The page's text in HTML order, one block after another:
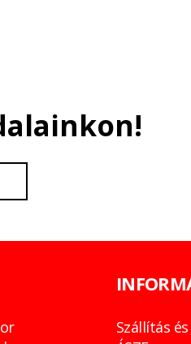
Szállítás